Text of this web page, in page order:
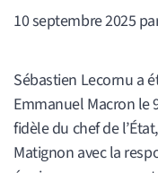
10 septembre 2025
Sébastien Lecornu a
Emmanuel Macron le
fidèle du chef de
Matignon avec la